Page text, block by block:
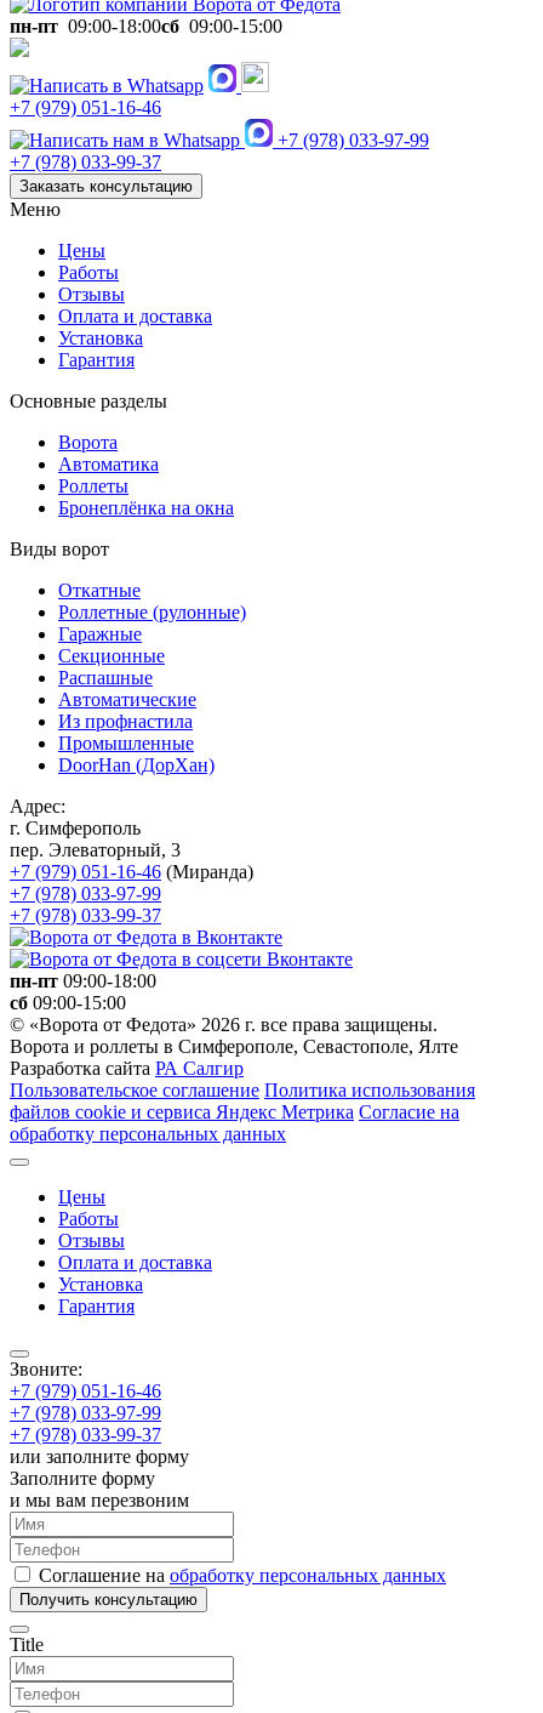
пн-пт 09:00-18:00сб 09:00-15:00
+7 (979) 051-16-46
+7 (978) 033-97-99
+7 (978) 033-99-37
Заказать консультацию
Меню
Цены
Работы
Отзывы
Оплата и доставка
Установка
Гарантия
Основные разделы
Ворота
Автоматика
Роллеты
Бронеплёнка на окна
Виды ворот
Откатные
Роллетные (рулонные)
Гаражные
Секционные
Распашные
Автоматические
Из профнастила
Промышленные
DoorHan (ДорХан)
Адрес:
г. Симферополь
пер. Элеваторный, 3
+7 (979) 051-16-46 (Миранда)
+7 (978) 033-97-99
+7 (978) 033-99-37
пн-пт 09:00-18:00
сб 09:00-15:00
© «Ворота от Федота» 2026 г. все права защищены.
Ворота и роллеты в Симферополе, Севастополе, Ялте
Разработка сайта РА Салгир
Пользовательское соглашение Политика использования
файлов cookie и сервиса Яндекс Метрика Согласие на
обработку персональных данных
Цены
Работы
Отзывы
Оплата и доставка
Установка
Гарантия
Звоните:
+7 (979) 051-16-46
+7 (978) 033-97-99
+7 (978) 033-99-37
или заполните форму
Заполните форму
и мы вам перезвоним
Соглашение на обработку персональных данных
Получить консультацию
Title